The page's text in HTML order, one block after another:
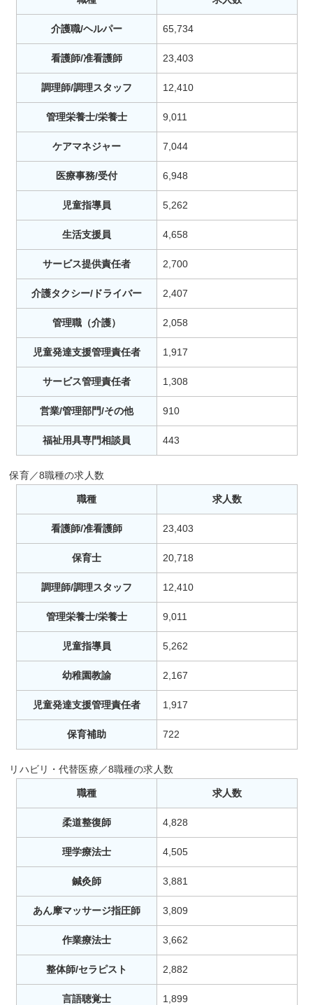
介護職/ヘルパー 65,734
看護師/准看護師 23,403
調理師/調理スタッフ 12,410
管理栄養士/栄養士 9,011
ケアマネジャー 7,044
医療事務/受付 6,948
児童指導員 5,262
生活支援員 4,658
サービス提供責任者 2,700
介護タクシー/ドライバー 2,407
管理職（介護） 2,058
児童発達支援管理責任者 1,917
サービス管理責任者 1,308
営業/管理部門/その他 910
福祉用具専門相談員 443
保育／8職種の求人数
職種 求人数
看護師/准看護師 23,403
保育士 20,718
調理師/調理スタッフ 12,410
管理栄養士/栄養士 9,011
児童指導員 5,262
幼稚園教諭 2,167
児童発達支援管理責任者 1,917
保育補助 722
リハビリ・代替医療／8職種の求人数
職種 求人数
柔道整復師 4,828
理学療法士 4,505
鍼灸師 3,881
あん摩マッサージ指圧師 3,809
作業療法士 3,662
整体師/セラピスト 2,882
言語聴覚士 1,899